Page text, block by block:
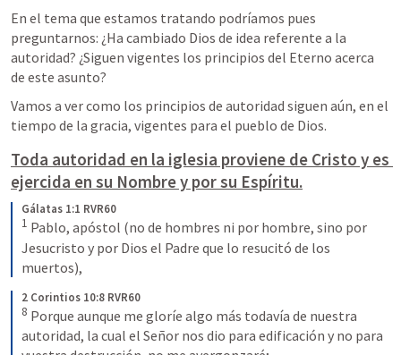
En el tema que estamos tratando podríamos pues
preguntarnos: ¿Ha cambiado Dios de idea referente a la
autoridad? ¿Siguen vigentes los principios del Eterno acerca
de este asunto?
Vamos a ver como los principios de autoridad siguen aún, en el
tiempo de la gracia, vigentes para el pueblo de Dios.
Toda autoridad en la iglesia proviene de Cristo y es
ejercida en su Nombre y por su Espíritu.
Gálatas 1:1 RVR60
1 Pablo, apóstol (no de hombres ni por hombre, sino por
Jesucristo y por Dios el Padre que lo resucitó de los
muertos),
2 Corintios 10:8 RVR60
8 Porque aunque me gloríe algo más todavía de nuestra
autoridad, la cual el Señor nos dio para edificación y no para